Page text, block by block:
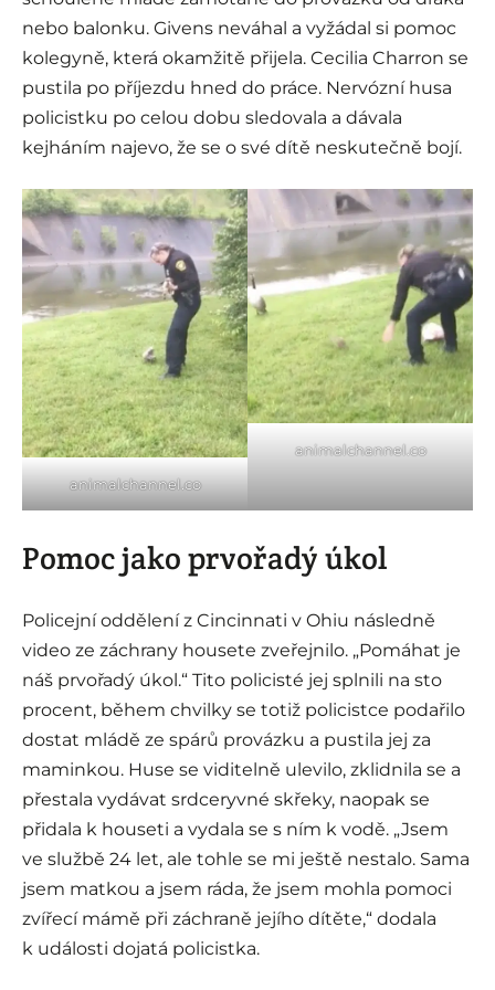
nebo balonku. Givens neváhal a vyžádal si pomoc
kolegyně, která okamžitě přijela. Cecilia Charron se
pustila po příjezdu hned do práce. Nervózní husa
policistku po celou dobu sledovala a dávala
kejháním najevo, že se o své dítě neskutečně bojí.
animalchannel.co
animalchannel.co
Pomoc jako prvořadý úkol
Policejní oddělení z Cincinnati v Ohiu následně
video ze záchrany housete zveřejnilo. „Pomáhat je
náš prvořadý úkol.“ Tito policisté jej splnili na sto
procent, během chvilky se totiž policistce podařilo
dostat mládě ze spárů provázku a pustila jej za
maminkou. Huse se viditelně ulevilo, zklidnila se a
přestala vydávat srdceryvné skřeky, naopak se
přidala k houseti a vydala se s ním k vodě. „Jsem
ve službě 24 let, ale tohle se mi ještě nestalo. Sama
jsem matkou a jsem ráda, že jsem mohla pomoci
zvířecí mámě při záchraně jejího dítěte,“ dodala
k události dojatá policistka.